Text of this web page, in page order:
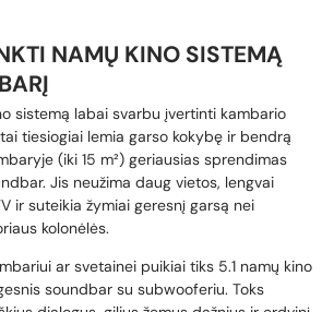
NAMŲ KINO SISTEMĄ
sistemą labai svarbu įvertinti kambario
tiesiogiai lemia garso kokybę ir bendrą
(iki 15 m²) geriausias sprendimas
Jis neužima daug vietos, lengvai
ir suteikia žymiai geresnį garsą nei
kolonėlės.
ar svetainei puikiai tiks 5.1 namų kino
soundbar su subwooferiu. Toks